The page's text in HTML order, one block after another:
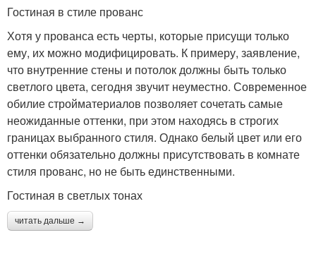
Гостиная в стиле прованс
Хотя у прованса есть черты, которые присущи только
ему, их можно модифицировать. К примеру, заявление,
что внутренние стены и потолок должны быть только
светлого цвета, сегодня звучит неуместно. Современное
обилие стройматериалов позволяет сочетать самые
неожиданные оттенки, при этом находясь в строгих
границах выбранного стиля. Однако белый цвет или его
оттенки обязательно должны присутствовать в комнате
стиля прованс, но не быть единственными.
Гостиная в светлых тонах
читать дальше →